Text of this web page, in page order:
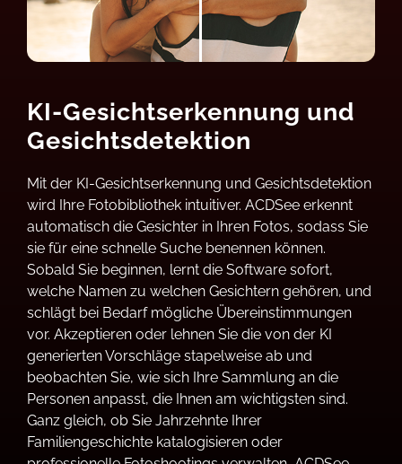
KI-Gesichtserkennung und
Gesichtsdetektion
Mit der KI-Gesichtserkennung und Gesichtsdetektion
wird Ihre Fotobibliothek intuitiver. ACDSee erkennt
automatisch die Gesichter in Ihren Fotos, sodass Sie
sie für eine schnelle Suche benennen können.
Sobald Sie beginnen, lernt die Software sofort,
welche Namen zu welchen Gesichtern gehören, und
schlägt bei Bedarf mögliche Übereinstimmungen
vor. Akzeptieren oder lehnen Sie die von der KI
generierten Vorschläge stapelweise ab und
beobachten Sie, wie sich Ihre Sammlung an die
Personen anpasst, die Ihnen am wichtigsten sind.
Ganz gleich, ob Sie Jahrzehnte Ihrer
Familiengeschichte katalogisieren oder